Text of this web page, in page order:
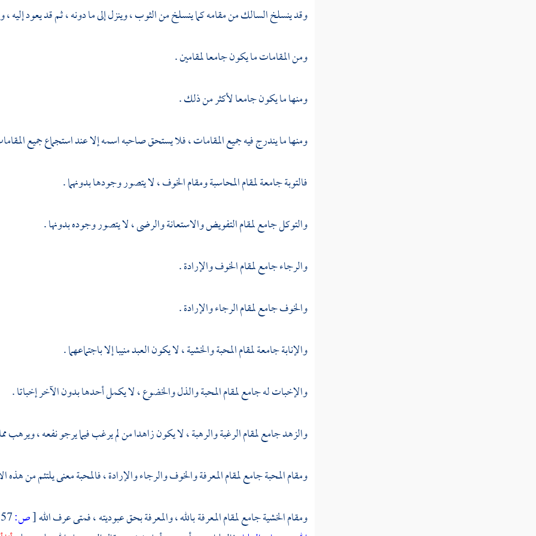
وقد ينسلخ السالك من مقامه كما ينسلخ من الثوب ، وينزل إلى ما دونه ، ثم قد يعود إليه ،
ومن المقامات ما يكون جامعا لمقامين .
ومنها ما يكون جامعا لأكثر من ذلك .
ومنها ما يندرج فيه جميع المقامات ، فلا يستحق صاحبه اسمه إلا عند استجماع جميع
فالتوبة جامعة لمقام المحاسبة ومقام الخوف ، لا يتصور وجودها بدونهما .
والتوكل جامع لمقام التفويض والاستعانة والرضى ، لا يتصور وجوده بدونها .
والرجاء جامع لمقام الخوف والإرادة .
والخوف جامع لمقام الرجاء والإرادة .
والإنابة جامعة لمقام المحبة والخشية ، لا يكون العبد منيبا إلا باجتماعهما .
والإخبات له جامع لمقام المحبة والذل والخضوع ، لا يكمل أحدها بدون الآخر إخباتا .
والزهد جامع لمقام الرغبة والرهبة ، لا يكون زاهدا من لم يرغب فيما يرجو نفعه ، ويرهب
ومقام المحبة جامع لمقام المعرفة والخوف والرجاء والإرادة ، فالمحبة معنى يلتئم من هذه
ومقام الخشية جامع لمقام المعرفة بالله ، والمعرفة بحق عبوديته ، فمتى عرف الله[ص: